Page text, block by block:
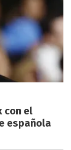
con el
española